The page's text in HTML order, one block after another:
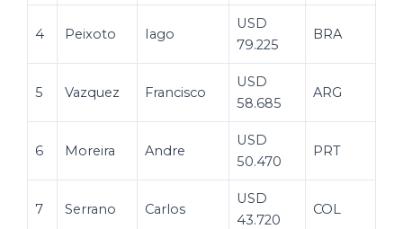
4 Peixoto Iago
USD
79.225
BRA
5 Vazquez Francisco
USD
58.685
ARG
6 Moreira Andre
USD
50.470
PRT
7 Serrano Carlos
USD
43.720
COL